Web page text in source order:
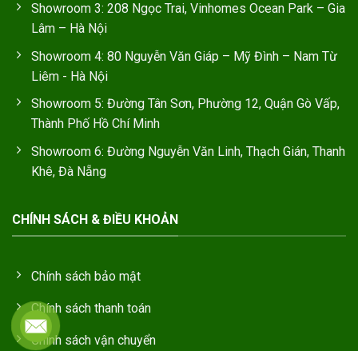
Showroom 3: 208 Ngọc Trai, Vinhomes Ocean Park – Gia
Lâm – Hà Nội
Showroom 4: 80 Nguyễn Văn Giáp – Mỹ Đình – Nam Từ
Liêm - Hà Nội
Showroom 5: Đường Tân Sơn, Phường 12, Quận Gò Vấp,
Thành Phố Hồ Chí Minh
Showroom 6: Đường Nguyễn Văn Linh, Thạch Gián, Thanh
Khê, Đà Nẵng
CHÍNH SÁCH & ĐIỀU KHOẢN
Chính sách bảo mật
Chính sách thanh toán
Chính sách vận chuyển